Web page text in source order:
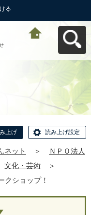
る
上げ 読み上げ設定
ネット ＞
ＮＰＯ法人
文化・芸術
＞
クショップ！